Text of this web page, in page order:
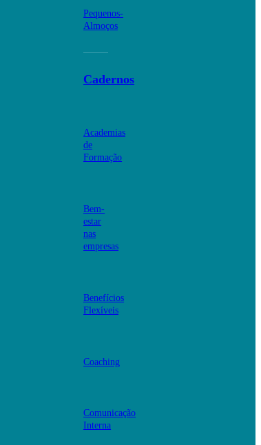
Pequenos-
Almoços
Cadernos
Academias
de
Formação
Bem-
estar
nas
empresas
Benefícios
Flexíveis
Coaching
Comunicação
Interna